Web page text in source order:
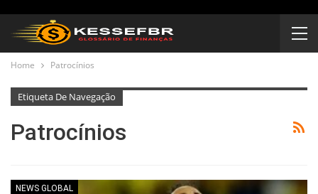
Home Patrocínios
Etiqueta De Navegação
Patrocínios
NEWS GLOBAL